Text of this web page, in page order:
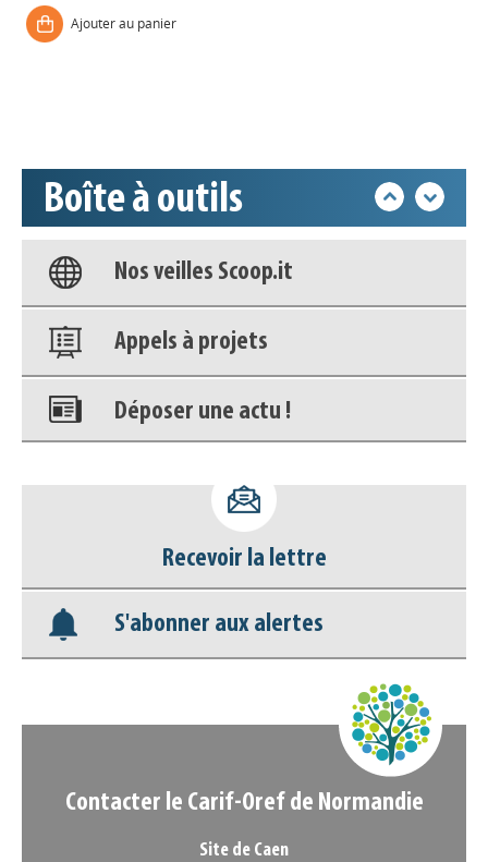
Ajouter au panier
Boîte à outils
Base documentaire
Nos veilles Scoop.it
Appels à projets
Déposer une actu !
déconnecter)
Base documentaire
Nos veilles Scoop.it
Recevoir la lettre
S'abonner aux alertes
Contacter le Carif-Oref de Normandie
Site de Caen